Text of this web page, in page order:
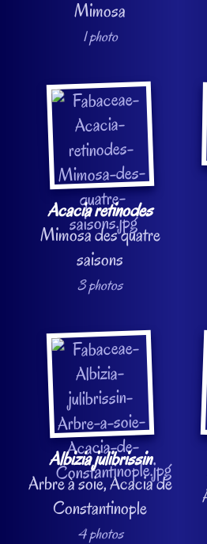
Mimosa
1 photo
Acacia retinodes
Mimosa des quatre
saisons
3 photos
Albizia julibrissin
Arbre à soie, Acacia de
Constantinople
4 photos